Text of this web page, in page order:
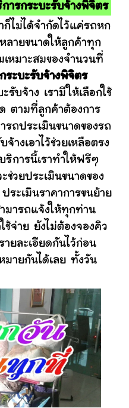
ารกระบะรับจ้างพิจิตร
ได้จำกัดไว้แค่รถหก
ลายขนาดให้ลูกค้าทุก
เหมาะสมของจำนวนที่
กระบะรับจ้างพิจิตร
บจ้าง เรามีให้เลือกใช้
ตามที่ลูกค้าต้องการ
รถประเมินขนาดของรถ
างเอาไว้ช่วยเหลือตรง
การนี้เราทำให้ฟรีๆ
ช่วยประเมินขนาดของ
ระเมินราคาการขนย้าย
ามารถแจ้งให้ทุกท่าน
จ่าย ยังไม่ต้องจองคิว
ยละเอียดกันไว้ก่อน
มายกันได้เลย ทั้งวัน